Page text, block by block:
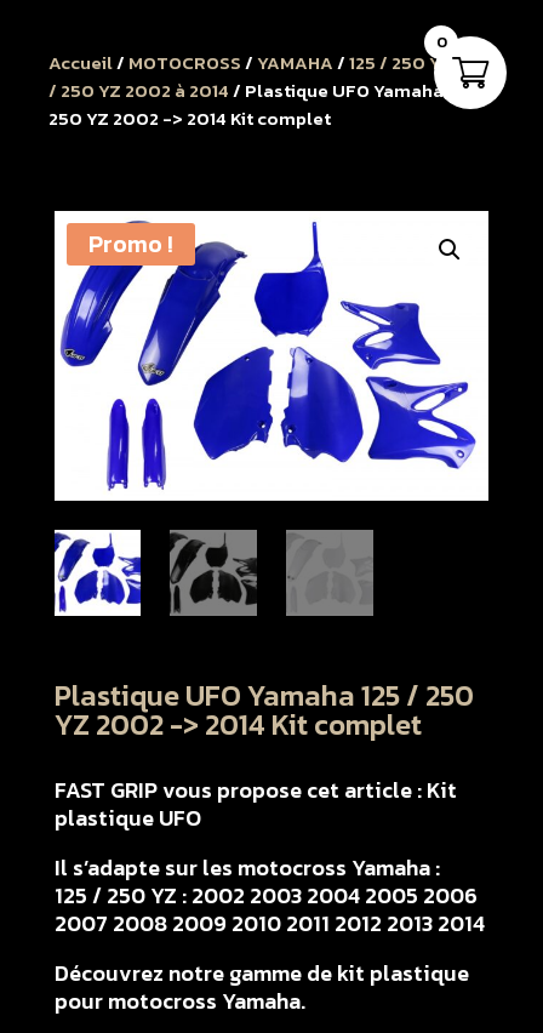
Accueil/ MOTOCROSS/YAMAHA/125 / 250 YZ /125
/ 250 YZ 2002 à 2014/ Plastique UFO Yamaha 125 /
250 YZ 2002 -> 2014 Kit complet
Promo !
Plastique UFO Yamaha 125 / 250
YZ 2002 -> 2014 Kit complet
FAST GRIP vous propose cet article : Kit
plastique UFO
Il s’adapte sur les motocross Yamaha :
125 / 250 YZ : 2002 2003 2004 2005 2006
2007 2008 2009 2010 2011 2012 2013 2014
Découvrez notre gamme de kit plastique
pour motocross Yamaha.
0